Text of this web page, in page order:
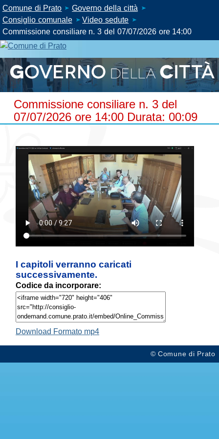
Comune di Prato
Governo della città
Consiglio comunale
Video sedute
Commissione consiliare n. 3 del 07/07/2026 ore 14:00
Commissione consiliare n. 3 del
07/07/2026 ore 14:00 Durata: 00:09
I capitoli verranno caricati
successivamente.
Codice da incorporare:
Download Formato mp4
© Comune di Prato